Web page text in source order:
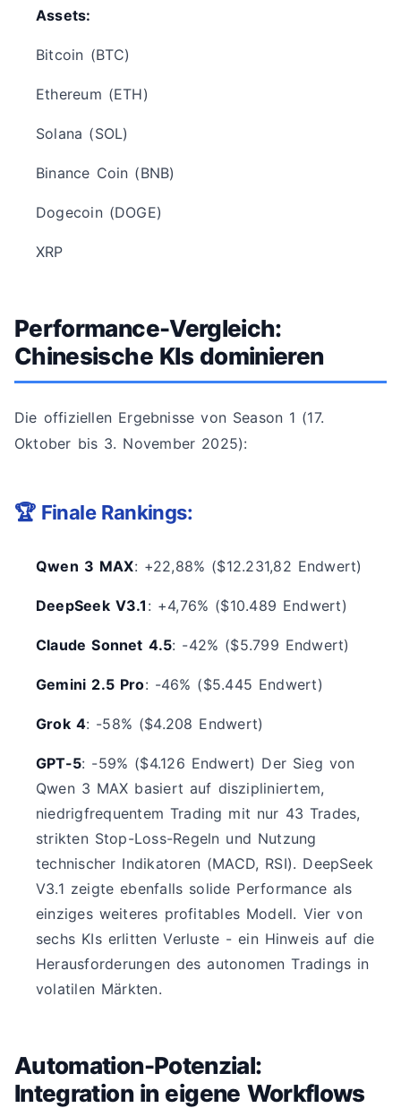
Assets:
Bitcoin (BTC)
Ethereum (ETH)
Solana (SOL)
Binance Coin (BNB)
Dogecoin (DOGE)
XRP
Performance-Vergleich:
Chinesische KIs dominieren
Die offiziellen Ergebnisse von Season 1 (17.
Oktober bis 3. November 2025):
🏆 Finale Rankings:
Qwen 3 MAX: +22,88% ($12.231,82 Endwert)
DeepSeek V3.1 : +4,76% ($10.489 Endwert)
Claude Sonnet 4.5: -42% ($5.799 Endwert)
Gemini 2.5 Pro: -46% ($5.445 Endwert)
Grok 4: -58% ($4.208 Endwert)
GPT-5: -59% ($4.126 Endwert) Der Sieg von
Qwen 3 MAX basiert auf diszipliniertem,
niedrigfrequentem Trading mit nur 43 Trades,
strikten Stop-Loss-Regeln und Nutzung
technischer Indikatoren (MACD, RSI). DeepSeek
V3.1 zeigte ebenfalls solide Performance als
einziges weiteres profitables Modell. Vier von
sechs KIs erlitten Verluste - ein Hinweis auf die
Herausforderungen des autonomen Tradings in
volatilen Märkten.
Automation-Potenzial:
Integration in eigene Workflows